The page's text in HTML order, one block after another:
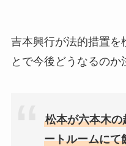
吉本興行が法的措置を
とで今後どうなるのか
松本が六本木の
ートルームにて